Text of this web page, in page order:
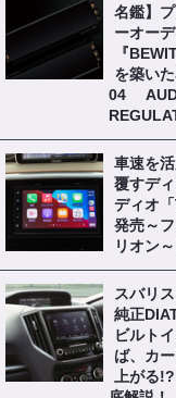
名鑑】
ーオー
『
を築い
04
車速を
覆すデ
ディオ
発売～
リオン～
スバリ
純正
ビルト
ば、カ
上がる